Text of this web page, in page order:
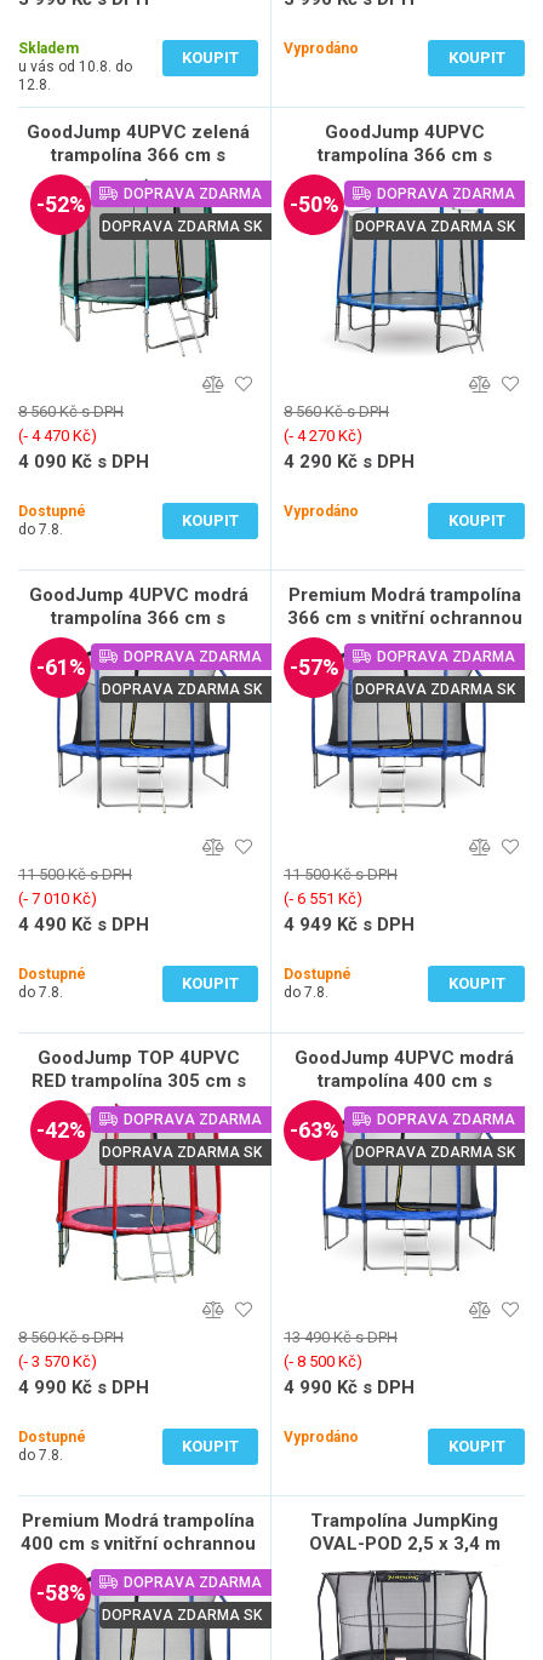
Skladem
u vás od 10.8. do
12.8.
KOUPIT
Vyprodáno
KOUPIT
GoodJump 4UPVC zelená
trampolína 366 cm s
ochrannou sítí + žebřík +
krycí plachta
DOPRAVA ZDARMA
DOPRAVA ZDARMA SK
-52%
8 560 Kč s DPH
(‐ 4 470 Kč)
4 090 Kč s DPH
Dostupné
do 7.8.
KOUPIT
GoodJump 4UPVC
trampolína 366 cm s
ochrannou sítí + žebřík +
krycí plachta
DOPRAVA ZDARMA
DOPRAVA ZDARMA SK
-50%
8 560 Kč s DPH
(‐ 4 270 Kč)
4 290 Kč s DPH
Vyprodáno
KOUPIT
GoodJump 4UPVC modrá
trampolína 366 cm s
ochrannou sítí + žebřík -
Inside
DOPRAVA ZDARMA
DOPRAVA ZDARMA SK
-61%
11 500 Kč s DPH
(‐ 7 010 Kč)
4 490 Kč s DPH
Dostupné
do 7.8.
KOUPIT
Premium Modrá trampolína
366 cm s vnitřní ochrannou
sítí + žebřík - Inside
DOPRAVA ZDARMA
DOPRAVA ZDARMA SK
-57%
11 500 Kč s DPH
(‐ 6 551 Kč)
4 949 Kč s DPH
Dostupné
do 7.8.
KOUPIT
GoodJump TOP 4UPVC
RED trampolína 305 cm s
ochrannou sítí + žebřík +
krycí plachta + kotvící sada
4 (ks)
DOPRAVA ZDARMA
DOPRAVA ZDARMA SK
-42%
8 560 Kč s DPH
(‐ 3 570 Kč)
4 990 Kč s DPH
Dostupné
do 7.8.
KOUPIT
GoodJump 4UPVC modrá
trampolína 400 cm s
ochrannou sítí + žebřík -
Inside
DOPRAVA ZDARMA
DOPRAVA ZDARMA SK
-63%
13 490 Kč s DPH
(‐ 8 500 Kč)
4 990 Kč s DPH
Vyprodáno
KOUPIT
Premium Modrá trampolína
400 cm s vnitřní ochrannou
sítí + žebřík - Inside
DOPRAVA ZDARMA
DOPRAVA ZDARMA SK
-58%
Trampolína JumpKing
OVAL-POD 2,5 x 3,4 m